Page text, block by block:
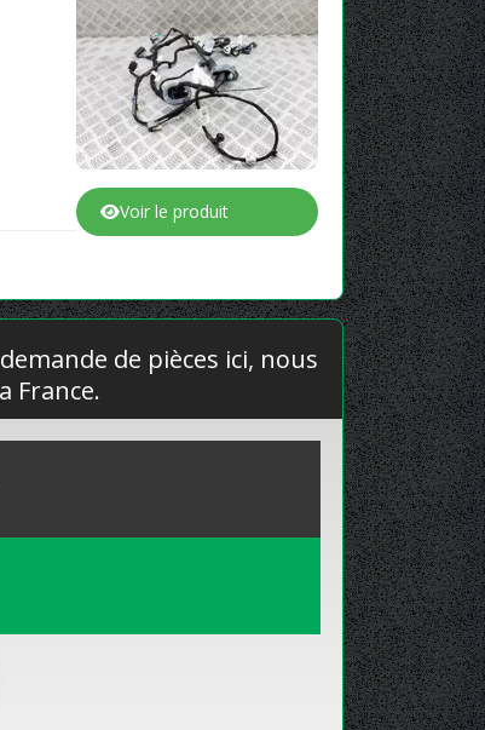
Voir le produit
de pièces ici, nous
France.